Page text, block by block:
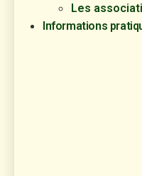
Les
Informations